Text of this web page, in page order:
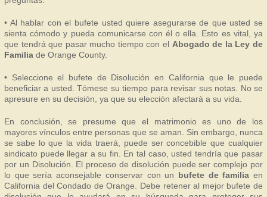
• Al hablar con el bufete usted quiere asegurarse de que usted se
sienta cómodo y pueda comunicarse con él o ella. Esto es vital, ya
que tendrá que pasar mucho tiempo con el Abogado de la Ley de
Familia de Orange County.
• Seleccione el bufete de Disolución en California que le puede
beneficiar a usted. Tómese su tiempo para revisar sus notas. No se
apresure en su decisión, ya que su elección afectará a su vida.
En conclusión, se presume que el matrimonio es uno de los
mayores vínculos entre personas que se aman. Sin embargo, nunca
se sabe lo que la vida traerá, puede ser concebible que cualquier
sindicato puede llegar a su fin. En tal caso, usted tendría que pasar
por un Disolución. El proceso de disolución puede ser complejo por
lo que sería aconsejable conservar con un bufete de familia en
California del Condado de Orange. Debe retener al mejor bufete de